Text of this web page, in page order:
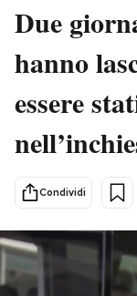
Italia
Politica
Tecnologia
Scienza
Cultura
Economia
Sport
Due
hanno
essere
Condividi